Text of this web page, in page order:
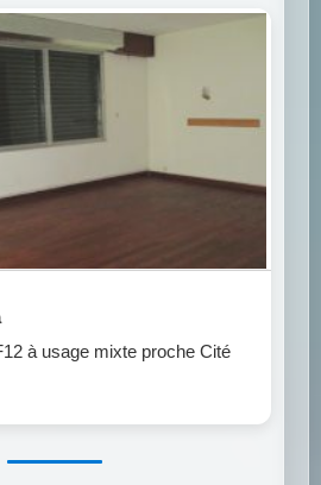
à usage mixte proche Cité